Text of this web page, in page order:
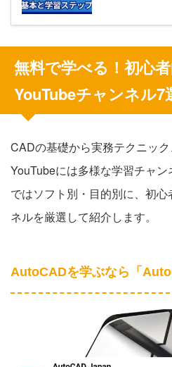
無料で学べる！初心
YouTubeチャンネル7
CADの基礎から実務テクニック
YouTubeには多様な学習チャ
ではソフト別・目的別に、初
ネルを厳選して紹介します。
AutoCADを学ぶなら「